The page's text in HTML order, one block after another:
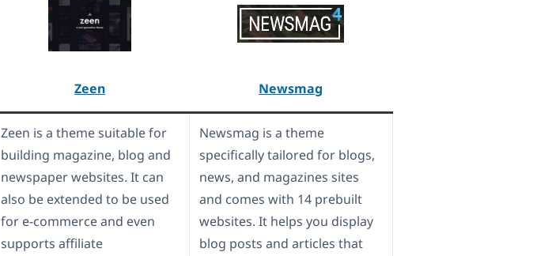
Zeen Newsmag
Zeen is a theme suitable for
building magazine, blog and
newspaper websites. It can
also be extended to be used
for e-commerce and even
supports affiliate
Newsmag is a theme
specifically tailored for blogs,
news, and magazines sites
and comes with 14 prebuilt
websites. It helps you display
blog posts and articles that